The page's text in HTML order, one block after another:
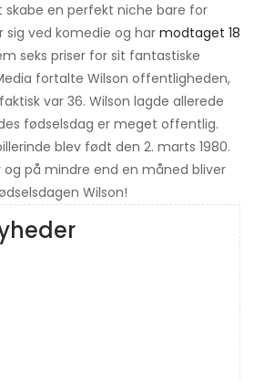
skabe en perfekt niche bare for
ved komedie og har modtaget 18
seks priser for sit fantastiske
fortalte Wilson offentligheden,
var 36. Wilson lagde allerede
fødselsdag er meget offentlig.
blev født den 2. marts 1980.
på mindre end en måned bliver
Wilson!